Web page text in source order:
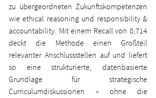
zu übergeordneten Zukunftskompetenzen
wie ethical reasoning und responsibility &
accountability. Mit einem Recall von 0,714
deckt die Methode einen Großteil
relevanter Anschlussstellen auf und liefert
so eine strukturierte, datenbasierte
Grundlage für strategische
Curriculumdiskussionen – ohne die